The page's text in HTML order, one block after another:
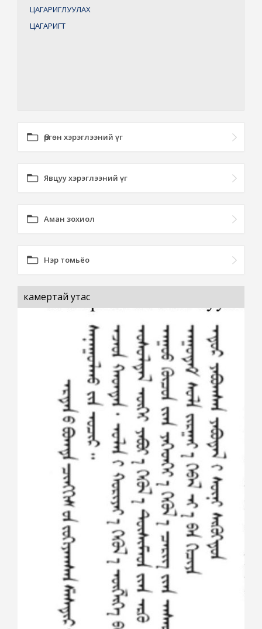
ЦАГАРИГЛУУЛАХ
ЦАГАРИГТ
Өргөн хэрэглээний үг
Явцуу хэрэглээний үг
Аман зохиол
Нэр томьёо
камертай утас